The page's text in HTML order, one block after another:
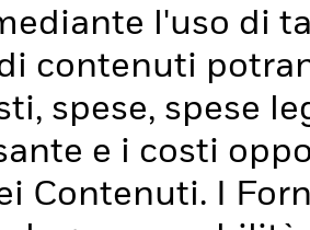
l'uso di
contenuti
spese, spese
e i costi
Contenuti. I